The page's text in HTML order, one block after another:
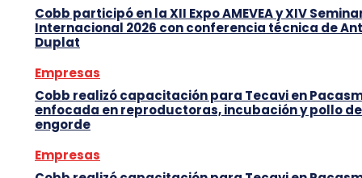
Cobb participó en la XII Expo AMEVEA y XIV
Internacional 2026 con conferencia técnica de
Duplat
Empresas
Cobb realizó capacitación para Tecavi en
enfocada en reproductoras, incubación y pollo de
engorde
Empresas